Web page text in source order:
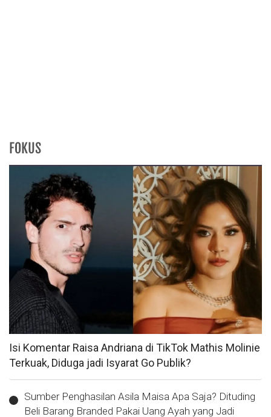
FOKUS
Isi Komentar Raisa Andriana di TikTok Mathis Molinie
Terkuak, Diduga jadi Isyarat Go Publik?
Sumber Penghasilan Asila Maisa Apa Saja? Dituding
Beli Barang Branded Pakai Uang Ayah yang Jadi